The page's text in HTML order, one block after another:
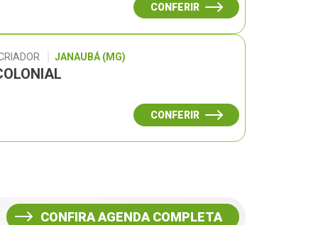
CONFERIR
JANAUBÁ (MG)
CONFERIR
CONFIRA AGENDA COMPLETA